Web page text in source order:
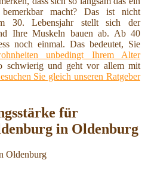
bemerkbar macht? Das ist nicht
30. Lebensjahr stellt sich der
Ihre Muskeln bauen ab. Ab 40
noch einmal. Das bedeutet, Sie
unbedingt Ihrem Alter
schwierig und geht vor allem mit
Sie gleich unseren Ratgeber
für
in Oldenburg